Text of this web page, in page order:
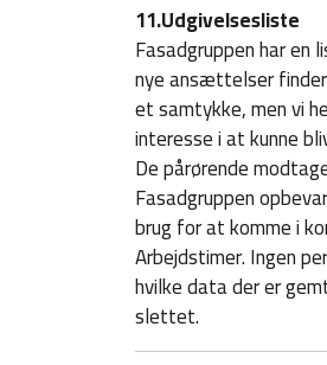
11.Udgivelsesliste
Fasadgruppen har
nye ansættelser
et samtykke, men vi
interesse i at kunne
De pårørende
Fasadgruppen
brug for at komme i
Arbejdstimer. Ingen
hvilke data der er
slettet.